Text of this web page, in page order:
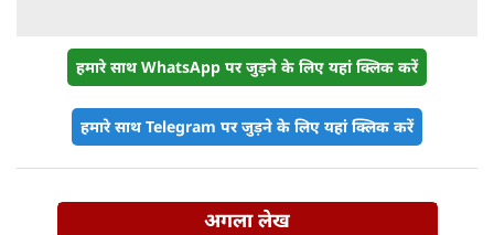
हमारे साथ WhatsApp पर जुड़ने के लिए यहां क्लिक करें
हमारे साथ Telegram पर जुड़ने के लिए यहां क्लिक करें
अगला लेख